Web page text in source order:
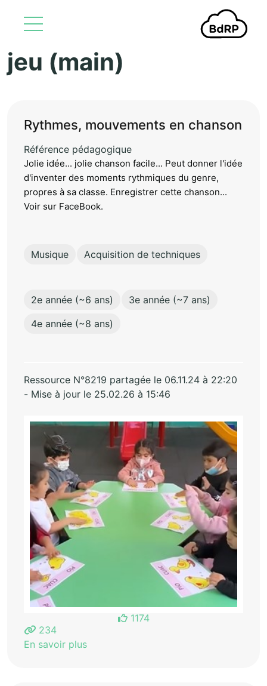
jeu (main)
Rythmes, mouvements en chanson
Référence pédagogique
Jolie idée... jolie chanson facile... Peut donner l'idée
d'inventer des moments rythmiques du genre,
propres à sa classe. Enregistrer cette chanson...
Voir sur FaceBook.
Musique Acquisition de techniques
2e année (~6 ans)
3e année (~7 ans)
4e année (~8 ans)
Ressource N°8219 partagée le 06.11.24 à 22:20
- Mise à jour le 25.02.26 à 15:46
1174
234
En savoir plus